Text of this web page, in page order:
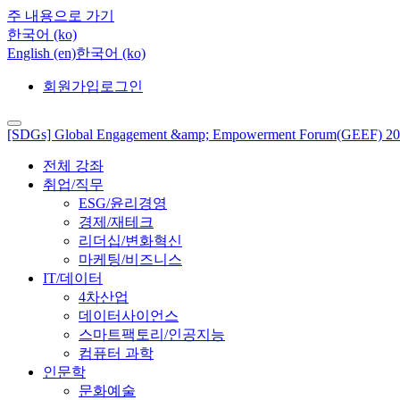
주 내용으로 가기
한국어 ‎(ko)‎
English ‎(en)‎한국어 ‎(ko)‎
회원가입 로그인
[SDGs] Global Engagement &amp; Empowerment Forum(GEEF)
전체 강좌
취업/직무
ESG/윤리경영
경제/재테크
리더십/변화혁신
마케팅/비즈니스
IT/데이터
4차산업
데이터사이언스
스마트팩토리/인공지능
컴퓨터 과학
인문학
문화예술